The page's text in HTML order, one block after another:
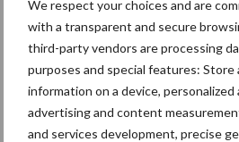
We respect your choices and are
with a transparent and secure
third-party vendors are processing
purposes and special features: Store
information on a device,
advertising and content
and services development, precise
Coronavirus